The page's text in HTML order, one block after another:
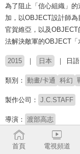
為了阻止「信心組織」
加，以OBJECT設計師
官賀維亞，以及
法解決敵軍的OBJECT
2015 日本 日語
類別： 動畫/卡通 科幻
製作公司： J.C.STAFF
導演： 渡部高志
配音： 花江夏樹 石川界人
首頁
電視頻道